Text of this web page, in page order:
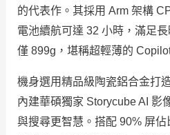
的代表作。其採用 Arm 架構
電池續航可達 32 小時，滿足
僅 899g，堪稱超輕薄的
機身選用精品級陶瓷鋁合金打
內建華碩獨家 Storycube AI 影
與搜尋更智慧。搭配 90% 屏